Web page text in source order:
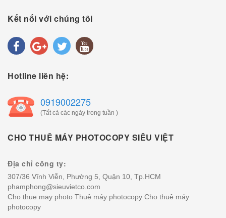
Kết nối với chúng tôi
Hotline liên hệ:
0919002275
(Tất cả các ngày trong tuần )
CHO THUÊ MÁY PHOTOCOPY SIÊU VIỆT
Địa chỉ công ty:
307/36 Vĩnh Viễn, Phường 5, Quận 10, Tp.HCM
phamphong@sieuvietco.com
Cho thue may photo Thuê máy photocopy Cho thuê máy
photocopy